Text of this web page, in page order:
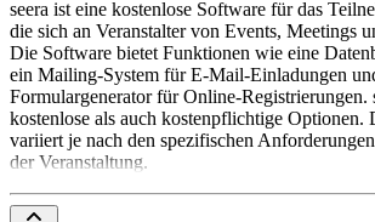
seera ist eine kostenlose Software für das
die sich an Veranstalter von Events, Meetings
Die Software bietet Funktionen wie eine
ein Mailing-System für E-Mail-Einladungen
Formulargenerator für Online-Registrierungen.
kostenlose als auch kostenpflichtige Optionen.
variiert je nach den spezifischen
der Veranstaltung.